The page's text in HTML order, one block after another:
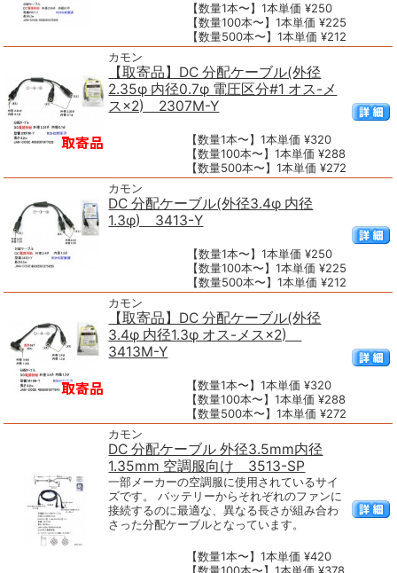
【数量1本〜】1本単価 ¥250
【数量100本〜】1本単価 ¥225
【数量500本〜】1本単価 ¥212
カモン
【取寄品】DC 分配ケーブル(外径
2.35φ 内径0.7φ 電圧区分#1 オス-メ
ス×2) 2307M-Y
【数量1本〜】1本単価 ¥320
【数量100本〜】1本単価 ¥288
【数量500本〜】1本単価 ¥272
カモン
DC 分配ケーブル(外径3.4φ 内径
1.3φ) 3413-Y
【数量1本〜】1本単価 ¥250
【数量100本〜】1本単価 ¥225
【数量500本〜】1本単価 ¥212
カモン
【取寄品】DC 分配ケーブル(外径
3.4φ 内径1.3φ オス-メス×2)
3413M-Y
【数量1本〜】1本単価 ¥320
【数量100本〜】1本単価 ¥288
【数量500本〜】1本単価 ¥272
カモン
DC 分配ケーブル 外径3.5mm内径
1.35mm 空調服向け 3513-SP
一部メーカーの空調服に使用されているサイ
ズです。 バッテリーからそれぞれのファンに
接続するのに最適な、異なる長さが組み合わ
さった分配ケーブルとなっています。
【数量1本〜】1本単価 ¥420